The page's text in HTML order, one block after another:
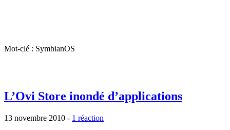
Mot-clé : SymbianOS
L’Ovi Store inondé d’applications
13 novembre 2010 - 1 réaction